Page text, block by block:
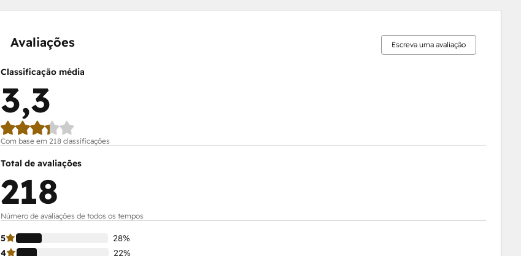
Avaliações Escreva uma avaliação
Classificação média
3,3
Com base em 218 classificações
Total de avaliações
218
Número de avaliações de todos os tempos
5
28%
4
22%